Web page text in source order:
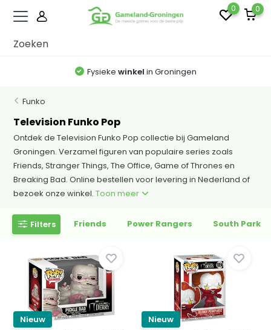
0 0
Fysieke winkel in Groningen
Funko
Television Funko Pop
Ontdek de Television Funko Pop collectie bij Gameland
Groningen. Verzamel figuren van populaire series zoals
Friends, Stranger Things, The Office, Game of Thrones en
Breaking Bad. Online bestellen voor levering in Nederland of
bezoek onze winkel.Toon meer
Filters Friends Power Rangers South Park
Nieuw
Nieuw